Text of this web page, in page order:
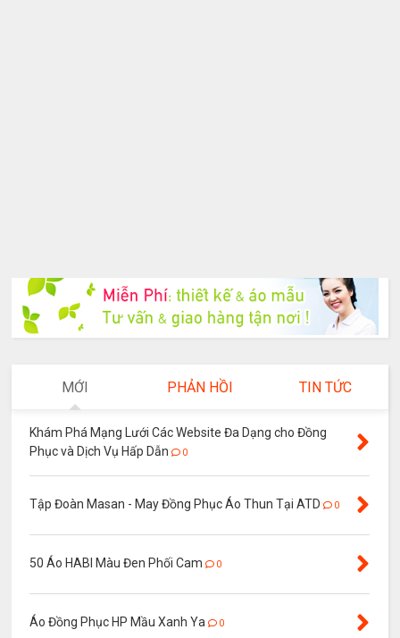
MỚI PHẢN HỒI TIN TỨC
Khám Phá Mạng Lưới Các Website Đa Dạng cho Đồng
Phục và Dịch Vụ Hấp Dẫn
0
Tập Đoàn Masan - May Đồng Phục Áo Thun Tại ATD 0
50 Áo HABI Màu Đen Phối Cam 0
Áo Đồng Phục HP Mầu Xanh Ya 0